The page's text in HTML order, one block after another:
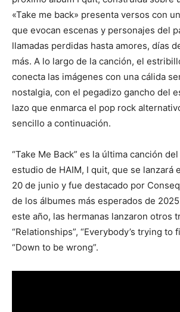
«Take me back» presenta versos con
que evocan escenas y personajes del
llamadas perdidas hasta amores, días
más. A lo largo de la canción, el
conecta las imágenes con una cálida
nostalgia, con el pegadizo gancho del
lazo que enmarca el pop rock
sencillo a continuación.
“Take Me Back” es la última canción
estudio de HAIM, I quit, que se lanzará
20 de junio y fue destacado por
de los álbumes más esperados de
este año, las hermanas lanzaron otros
“Relationships”, “Everybody’s trying to
“Down to be wrong”.